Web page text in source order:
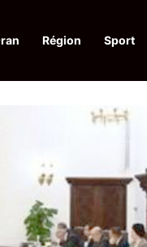
Région Sport
collective